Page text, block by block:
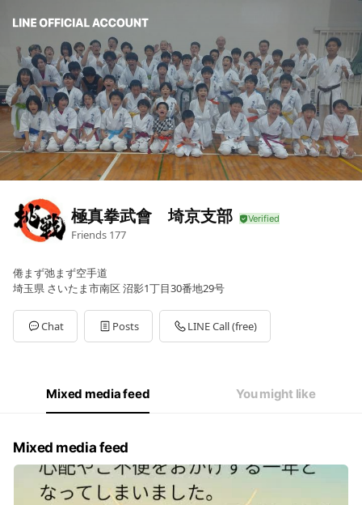
極真拳武會 埼京支部
Friends 177
倦まず弛まず空手道
埼玉県 さいたま市南区 沼影1丁目30番地29号
Chat Posts LINE Call (free)
Mixed media feed You might like
Mixed media feed